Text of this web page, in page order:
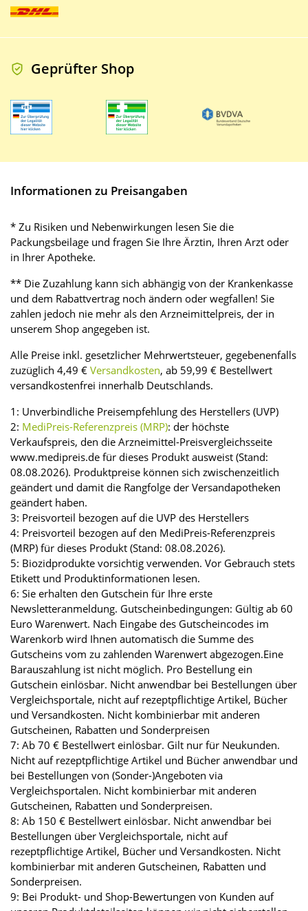
Geprüfter Shop
Informationen zu Preisangaben
* Zu Risiken und Nebenwirkungen lesen Sie die
Packungsbeilage und fragen Sie Ihre Ärztin, Ihren Arzt oder
in Ihrer Apotheke.
** Die Zuzahlung kann sich abhängig von der Krankenkasse
und dem Rabattvertrag noch ändern oder wegfallen! Sie
zahlen jedoch nie mehr als den Arzneimittelpreis, der in
unserem Shop angegeben ist.
Alle Preise inkl. gesetzlicher Mehrwertsteuer, gegebenenfalls
zuzüglich 4,49 € Versandkosten, ab 59,99 € Bestellwert
versandkostenfrei innerhalb Deutschlands.
1: Unverbindliche Preisempfehlung des Herstellers (UVP)
2: MediPreis-Referenzpreis (MRP): der höchste
Verkaufspreis, den die Arzneimittel-Preisvergleichsseite
www.medipreis.de für dieses Produkt ausweist (Stand:
08.08.2026). Produktpreise können sich zwischenzeitlich
geändert und damit die Rangfolge der Versandapotheken
geändert haben.
3: Preisvorteil bezogen auf die UVP des Herstellers
4: Preisvorteil bezogen auf den MediPreis-Referenzpreis
(MRP) für dieses Produkt (Stand: 08.08.2026).
5: Biozidprodukte vorsichtig verwenden. Vor Gebrauch stets
Etikett und Produktinformationen lesen.
6: Sie erhalten den Gutschein für Ihre erste
Newsletteranmeldung. Gutscheinbedingungen: Gültig ab 60
Euro Warenwert. Nach Eingabe des Gutscheincodes im
Warenkorb wird Ihnen automatisch die Summe des
Gutscheins vom zu zahlenden Warenwert abgezogen.Eine
Barauszahlung ist nicht möglich. Pro Bestellung ein
Gutschein einlösbar. Nicht anwendbar bei Bestellungen über
Vergleichsportale, nicht auf rezeptpflichtige Artikel, Bücher
und Versandkosten. Nicht kombinierbar mit anderen
Gutscheinen, Rabatten und Sonderpreisen
7: Ab 70 € Bestellwert einlösbar. Gilt nur für Neukunden.
Nicht auf rezeptpflichtige Artikel und Bücher anwendbar und
bei Bestellungen von (Sonder-)Angeboten via
Vergleichsportalen. Nicht kombinierbar mit anderen
Gutscheinen, Rabatten und Sonderpreisen.
8: Ab 150 € Bestellwert einlösbar. Nicht anwendbar bei
Bestellungen über Vergleichsportale, nicht auf
rezeptpflichtige Artikel, Bücher und Versandkosten. Nicht
kombinierbar mit anderen Gutscheinen, Rabatten und
Sonderpreisen.
9: Bei Produkt- und Shop-Bewertungen von Kunden auf